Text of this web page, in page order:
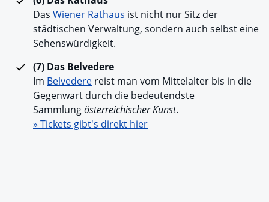
Das Wiener Rathaus ist nicht nur Sitz der
städtischen Verwaltung, sondern auch selbst eine
Sehenswürdigkeit.
(7) Das Belvedere
Im Belvedere reist man vom Mittelalter bis in die
Gegenwart durch die bedeutendste
Sammlungösterreichischer Kunst.
» Tickets gibt's direkt hier